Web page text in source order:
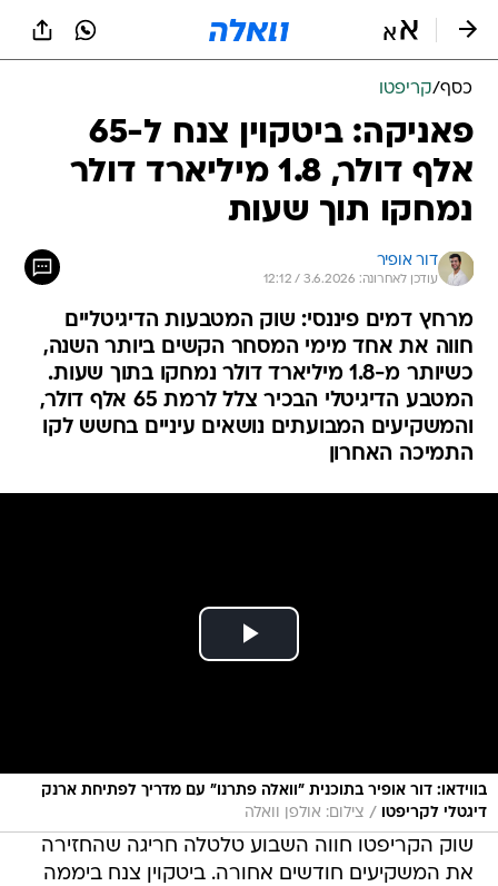
כסף/קריפטו
פאניקה: ביטקוין צנח ל-65
אלף דולר, 1.8 מיליארד דולר
נמחקו תוך שעות
דור אופיר
עודכן לאחרונה: 3.6.2026 / 12:12
מרחץ דמים פיננסי: שוק המטבעות הדיגיטליים
חווה את אחד מימי המסחר הקשים ביותר השנה,
כשיותר מ-1.8 מיליארד דולר נמחקו בתוך שעות.
המטבע הדיגיטלי הבכיר צלל לרמת 65 אלף דולר,
והמשקיעים המבועתים נושאים עיניים בחשש לקו
התמיכה האחרון
בווידאו: דור אופיר בתוכנית "וואלה פתרנו" עם מדריך לפתיחת ארנק
דיגטלי לקריפטו
/ צילום: אולפן וואלה
שוק הקריפטו חווה השבוע טלטלה חריגה שהחזירה
את המשקיעים חודשים אחורה. ביטקוין צנח ביממה